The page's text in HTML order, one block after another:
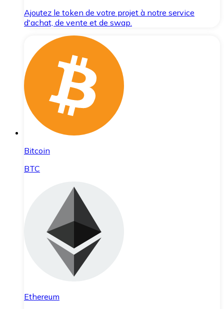
Ajoutez le token de votre projet à notre service
d'achat, de vente et de swap.
Bitcoin
BTC
Ethereum